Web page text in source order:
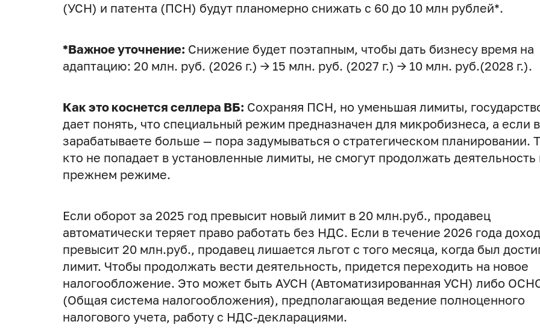
(УСН) и патента (ПСН) будут планомерно снижать с 60 до 10 млн рублей*.
*Важное уточнение: Снижение будет поэтапным, чтобы дать бизнесу время на
адаптацию: 20 млн. руб. (2026 г.) → 15 млн. руб. (2027 г.) → 10 млн. руб.(2028 г.).
Как это коснется селлера ВБ: Сохраняя ПСН, но уменьшая лимиты,
дает понять, что специальный режим предназначен для микробизнеса, а если
зарабатываете больше — пора задумываться о стратегическом планировании.
кто не попадает в установленные лимиты, не смогут продолжать деятельность
прежнем режиме.
Если оборот за 2025 год превысит новый лимит в 20 млн.руб., продавец
автоматически теряет право работать без НДС. Если в течение 2026 года доход
превысит 20 млн.руб., продавец лишается льгот с того месяца, когда был
лимит. Чтобы продолжать вести деятельность, придется переходить на новое
налогообложение. Это может быть АУСН (Автоматизированная УСН) либо
(Общая система налогообложения), предполагающая ведение полноценного
налогового учета, работу с НДС-декларациями.